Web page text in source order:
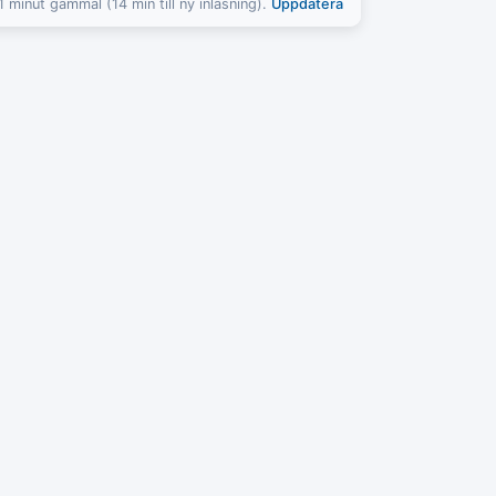
minut gammal (14 min till ny inläsning). Uppdatera